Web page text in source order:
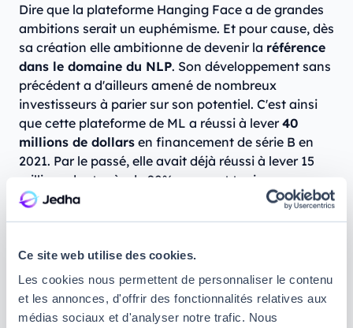
Ce site web utilise des cookies.
Les cookies nous permettent de personnaliser le contenu
et les annonces, d'offrir des fonctionnalités relatives aux
médias sociaux et d'analyser notre trafic. Nous
Dire que la plateforme Hanging Face a de grandes
ambitions serait un euphémisme. Et pour cause, dès
sa création elle ambitionne de devenir la référence
dans le domaine du NLP. Son développement sans
précédent a d'ailleurs amené de nombreux
investisseurs à parier sur son potentiel. C'est ainsi
que cette plateforme de ML a réussi à lever40
millions de dollars en financement de série B en
2021. Par le passé, elle avait déjà réussi à lever 15
millions dont près de 90% reposent toujours sur ses
comptes.
ambitions de la jeune société qui souhaite devenir le
fonds serviront à embaucher afin de
de l'équipe actuelle